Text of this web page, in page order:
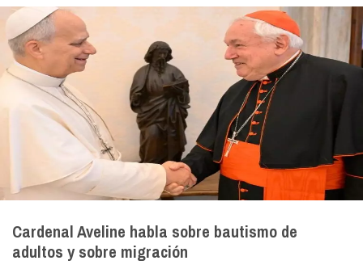
Cardenal Aveline habla sobre bautismo de
adultos y sobre migración